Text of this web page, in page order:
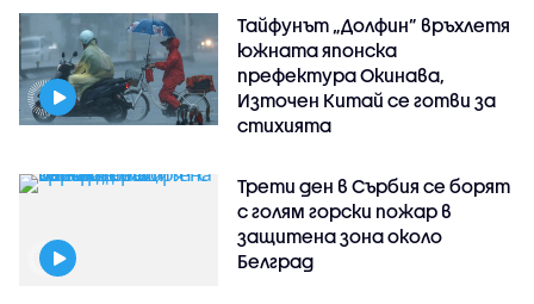
Тайфунът „Долфин” връхлетя
южната японска
префектура Окинава,
Източен Китай се готви за
стихията
Трети ден в Сърбия се борят
с голям горски пожар в
защитена зона около
Белград